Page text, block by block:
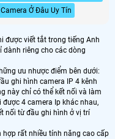
Ở Đâu Uy Tín
được viết tắt trong tiếng Anh
dành riêng cho các dòng
ưu nhược điểm bên dưới:
ghi hình camera IP 4 kênh
này chỉ có thể kết nối và làm
4 camera Ip khác nhau,
nối từ đầu ghi hình ở vị trí
hợp rất nhiều tính năng cao cấp